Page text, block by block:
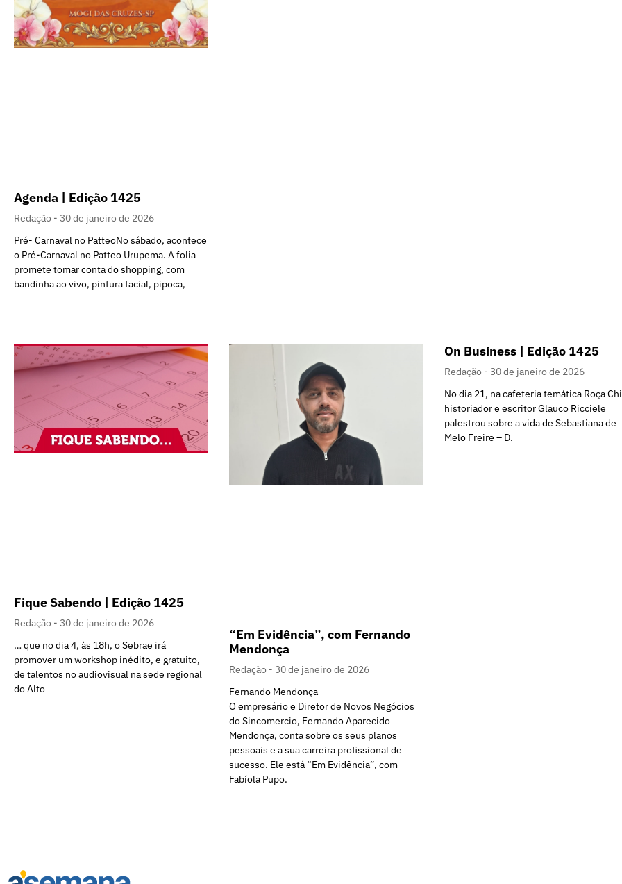
Agenda | Edição 1425
Redação
30 de janeiro de 2026
Pré- Carnaval no PatteoNo sábado, acontece
o Pré-Carnaval no Patteo Urupema. A folia
promete tomar conta do shopping, com
bandinha ao vivo, pintura facial, pipoca,
Fique Sabendo | Edição 1425
Redação
30 de janeiro de 2026
… que no dia 4, às 18h, o Sebrae irá
promover um workshop inédito, e gratuito,
de talentos no audiovisual na sede regional
do Alto
“Em Evidência”, com Fernando
Mendonça
Redação
30 de janeiro de 2026
Fernando Mendonça
O empresário e Diretor de Novos Negócios
do Sincomercio, Fernando Aparecido
Mendonça, conta sobre os seus planos
pessoais e a sua carreira profissional de
sucesso. Ele está “Em Evidência”, com
Fabíola Pupo.
On Business | Edição 1425
Redação
30 de janeiro de 2026
No dia 21, na cafeteria temática Roça
historiador e escritor Glauco Ricciele
palestrou sobre a vida de Sebastiana de
Melo Freire – D.